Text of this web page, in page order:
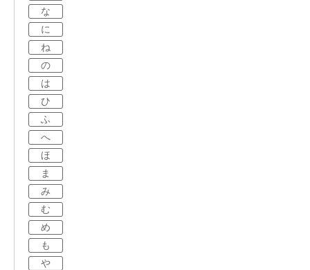
な
に
ね
の
は
ひ
ふ
へ
ほ
ま
み
む
め
も
や